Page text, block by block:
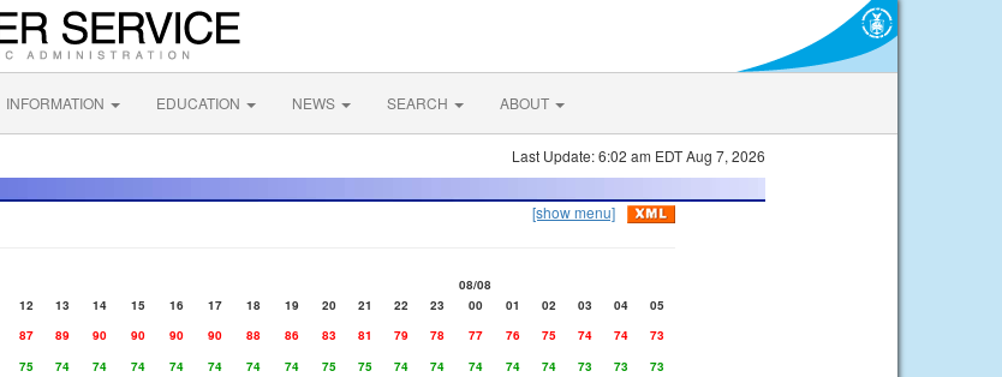
INFORMATION EDUCATION NEWS SEARCH ABOUT
Last Update: 6:02 am EDT Aug 7, 2026
[show menu]
08/08
12 13 14 15 16 17 18 19 20 21 22 23 00 01 02 03 04
05
87 89 90 90 90 90 88 86 83 81 79 78 77 76 75 74 74
73
75 74 74 74 74 74 74 74 75 75 74 74 74 74 74 73 73
73